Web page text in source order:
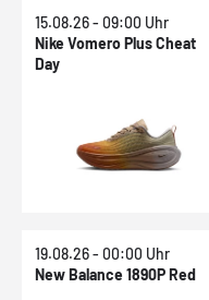
15.08.26 - 09:00 Uhr
Nike Vomero Plus Cheat
Day
19.08.26 - 00:00 Uhr
New Balance 1890P Red